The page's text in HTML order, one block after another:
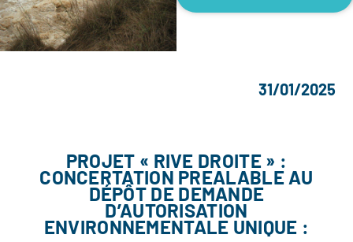
31/01/2025
PROJET « RIVE DROITE » :
CONCERTATION PREALABLE AU
DÉPÔT DE DEMANDE
D’AUTORISATION
ENVIRONNEMENTALE UNIQUE :